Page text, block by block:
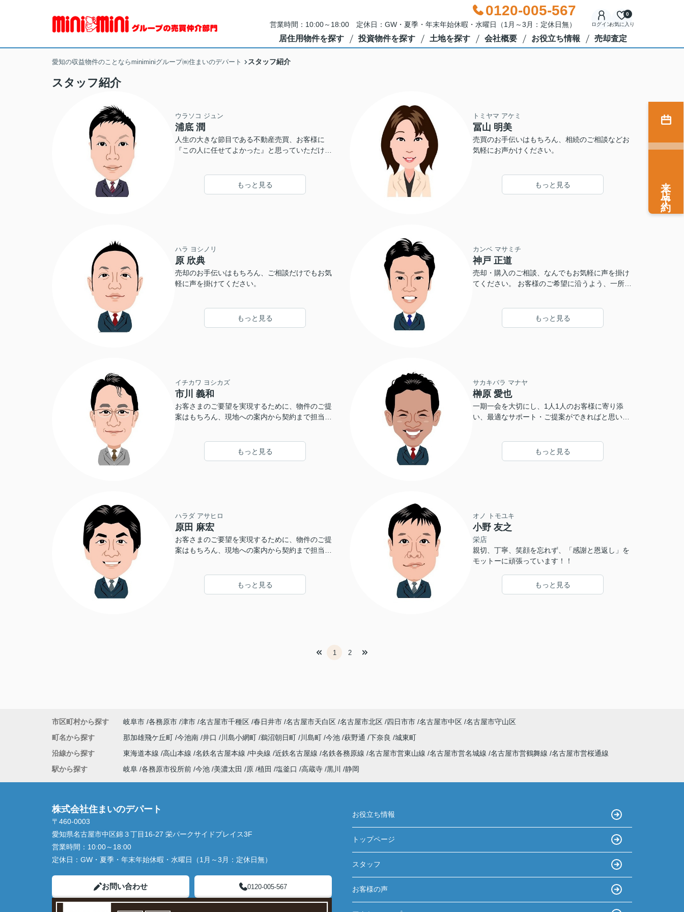
0120-005-567
営業時間：10:00～18:00 定休日：GW・夏季・年末年始休暇・水曜日（1月～3月：定休日無） ログインお気に入り
0
居住用物件を探す 投資物件を探す 土地を探す 会社概要 お役立ち情報 売却査定
愛知の収益物件のことならminiminiグループ㈱住まいのデパート スタッフ紹介
スタッフ紹介
ウラソコ ジュン
浦底 潤
人生の大きな節目である不動産売買、お客様に
『この人に任せてよかった』と思っていただける
もっと見る
トミヤマ アケミ
冨山 明美
売買のお手伝いはもちろん、相続のご相談などお
気軽にお声かけください。
もっと見る
ハラ ヨシノリ
原 欣典
売却のお手伝いはもちろん、ご相談だけでもお気
軽に声を掛けてください。
もっと見る
カンベ マサミチ
神戸 正道
売却・購入のご相談、なんでもお気軽に声を掛け
てください。 お客様のご希望に沿うよう、一所懸
もっと見る
イチカワ ヨシカズ
市川 義和
お客さまのご要望を実現するために、物件のご提
案はもちろん、現地への案内から契約まで担当さ
もっと見る
サカキバラ マナヤ
榊原 愛也
一期一会を大切にし、1人1人のお客様に寄り添
い、最適なサポート・ご提案ができればと思いま
もっと見る
ハラダ アサヒロ
原田 麻宏
お客さまのご要望を実現するために、物件のご提
案はもちろん、現地への案内から契約まで担当さ
もっと見る
オノ トモユキ
小野 友之
栄店
親切、丁寧、笑顔を忘れず、「感謝と恩返し」を
モットーに頑張っています！！
もっと見る
1 2
来店予約
市区町村から探す 岐阜市 各務原市 津市 名古屋市千種区 春日井市 名古屋市天白区 名古屋市北区 四日市市 名古屋市中区 名古屋市守山区
町名から探す
那加雄飛ケ丘町 今池南 井口 川島小網町 鵜沼朝日町 川島町 今池 萩野通 下奈良
城東町
沿線から探す
東海道本線 高山本線 名鉄名古屋本線 中央線 近鉄名古屋線 名鉄各務原線 名古屋市営東山線 名古屋市営名城線 名古屋市営鶴舞線 名古屋市営桜通線
駅から探す
岐阜 各務原市役所前 今池 美濃太田 原 植田 塩釜口 高蔵寺 黒川 静岡
株式会社住まいのデパート
〒460-0003
愛知県名古屋市中区錦３丁目16-27 栄パークサイドプレイス3F
営業時間： 10:00～18:00
定休日： GW・夏季・年末年始休暇・水曜日（1月～3月：定休日無）
お問い合わせ 0120-005-567
お役立ち情報
トップページ
スタッフ
お客様の声